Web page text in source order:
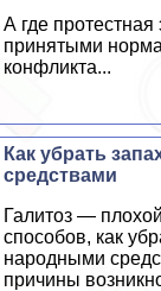
А где протестная
принятыми
конфликта...
Как убрать
средствами
Галитоз —
способов, как
народными
причины